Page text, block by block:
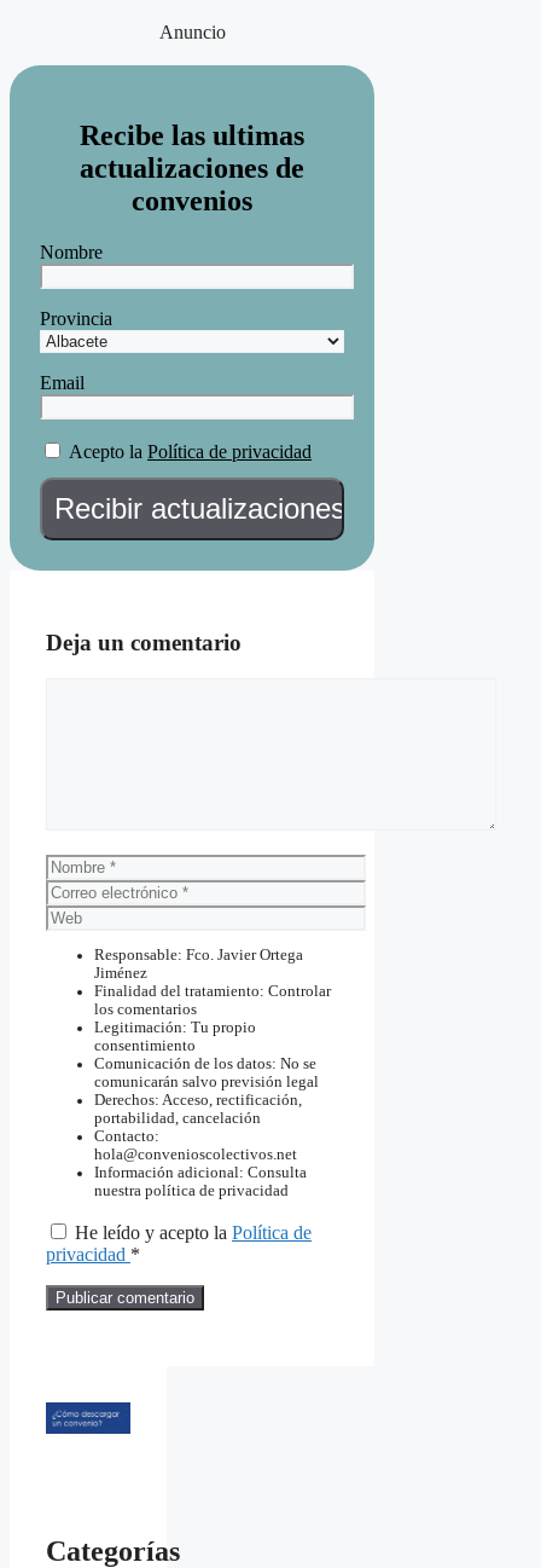
Anuncio
Recibe las ultimas
actualizaciones de
convenios
Nombre
Provincia
Email
Acepto la Política de privacidad
Deja un comentario
Nombre
Correo
electrónico
Web
Responsable: Fco. Javier Ortega
Jiménez
Finalidad del tratamiento: Controlar
los comentarios
Legitimación: Tu propio
consentimiento
Comunicación de los datos: No se
comunicarán salvo previsión legal
Derechos: Acceso, rectificación,
portabilidad, cancelación
Contacto:
hola@convenioscolectivos.net
Información adicional: Consulta
nuestra política de privacidad
He leído y acepto la Política de
privacidad *
Categorías